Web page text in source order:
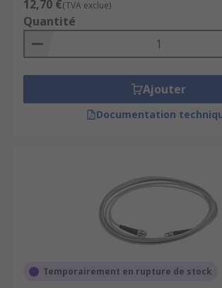
12,70 €(TVA exclue)
Quantité
Ajouter
Documentation
Temporairement en rupture de stock